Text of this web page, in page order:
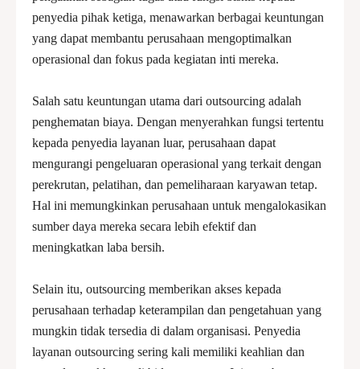
penyedia pihak ketiga, menawarkan berbagai keuntungan
yang dapat membantu perusahaan mengoptimalkan
operasional dan fokus pada kegiatan inti mereka.
Salah satu keuntungan utama dari outsourcing adalah
penghematan biaya. Dengan menyerahkan fungsi tertentu
kepada penyedia layanan luar, perusahaan dapat
mengurangi pengeluaran operasional yang terkait dengan
perekrutan, pelatihan, dan pemeliharaan karyawan tetap.
Hal ini memungkinkan perusahaan untuk mengalokasikan
sumber daya mereka secara lebih efektif dan
meningkatkan laba bersih.
Selain itu, outsourcing memberikan akses kepada
perusahaan terhadap keterampilan dan pengetahuan yang
mungkin tidak tersedia di dalam organisasi. Penyedia
layanan outsourcing sering kali memiliki keahlian dan